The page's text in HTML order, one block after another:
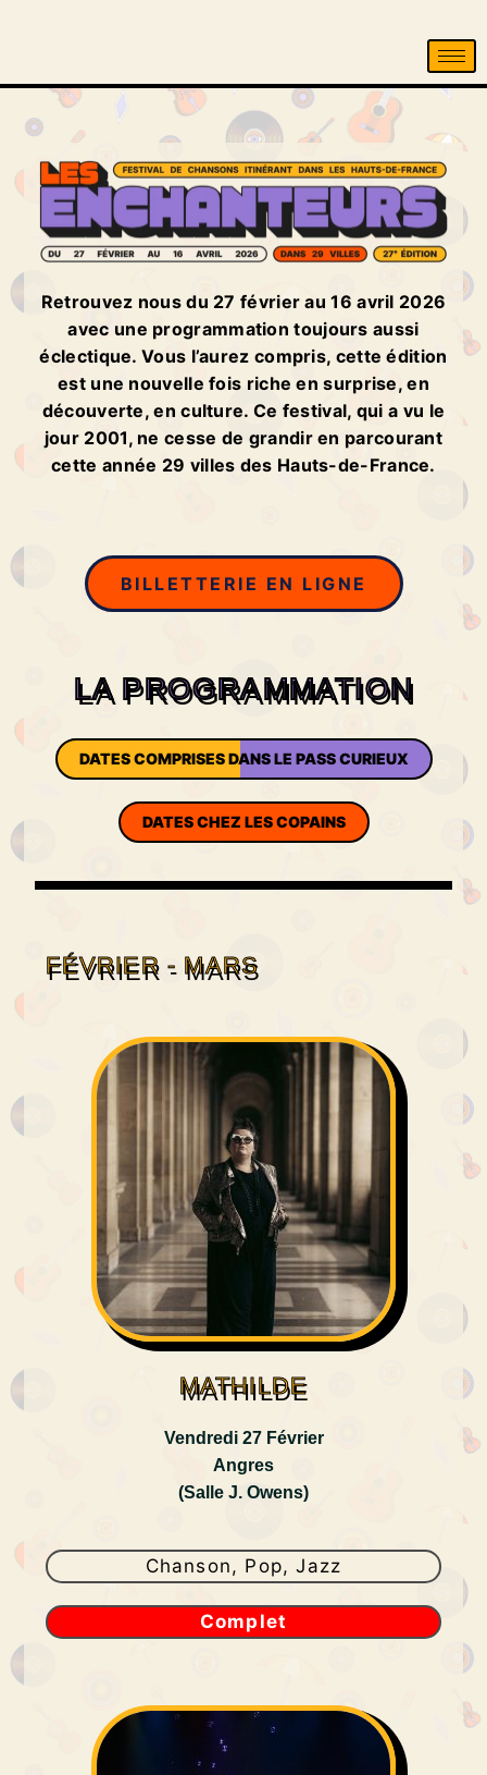
Retrouvez nous du 27 février au 16 avril 2026
avec une programmation toujours aussi
éclectique. Vous l’aurez compris, cette édition
est une nouvelle fois riche en surprise, en
découverte, en culture. Ce festival, qui a vu le
jour 2001, ne cesse de grandir en parcourant
cette année 29 villes des Hauts-de-France.
BILLETTERIE EN LIGNE
LA PROGRAMMATION
DATES COMPRISES DANS LE PASS CURIEUX
DATES CHEZ LES COPAINS
FÉVRIER - MARS
MATHILDE
Vendredi 27 Février
Angres
(Salle J. Owens)
Chanson, Pop, Jazz
Complet